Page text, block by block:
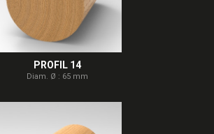
PROFIL 14
Diam. Ø : 65 mm